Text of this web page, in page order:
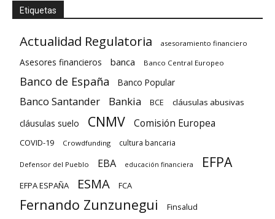
Etiquetas
Actualidad Regulatoria asesoramiento financiero
Asesores financieros banca Banco Central Europeo
Banco de España Banco Popular
Banco Santander Bankia BCE cláusulas abusivas
cláusulas suelo CNMV Comisión Europea
COVID-19 Crowdfunding cultura bancaria
Defensor del Pueblo EBA educación financiera EFPA
EFPA ESPAÑA ESMA FCA
Fernando Zunzunegui Finsalud